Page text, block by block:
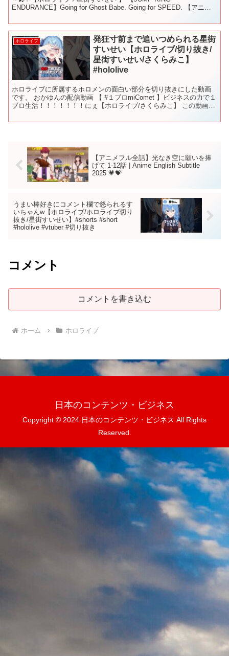
ENDURANCE】Going for Ghost Babe. Going for SPEED. 【アニ
ホロライブ
発狂寸前まで追いつめられる星街
すいせい【ホロライブ/切り抜き/
星街すいせい/さくらみこ】
#hololive
ホロライブに所属するホロメンの面白い部分を切り抜きにした動画
です。 おかゆんの配信動画 【 #１ブロmiComet 】ビジネスの力で１
ブロ生活！！！！！！！にぇ【ホロライブ/さくらみこ】 この動画に
【アニメフル全話】光なき空に願いを捧
げて 1-12話 | Anime English Subtitle
2025 💗💝
うまい棒好きにコメント欄で怒られるす
いちゃんw【ホロライブ/ホロライブ切り
抜き/星街すいせい】#shorts #short
#hololive #vtuber #切り抜き
コメント
コメントを書き込む
ホーム ホロライブ
日本のコンテンツ・ビジネス
Copyright © 2024 日本のコンテンツ・ビジネス All Rights
Reserved.